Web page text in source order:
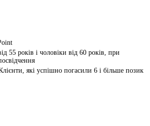
55 років і чоловіки від 60 років, при
які успішно погасили 6 і більше позик